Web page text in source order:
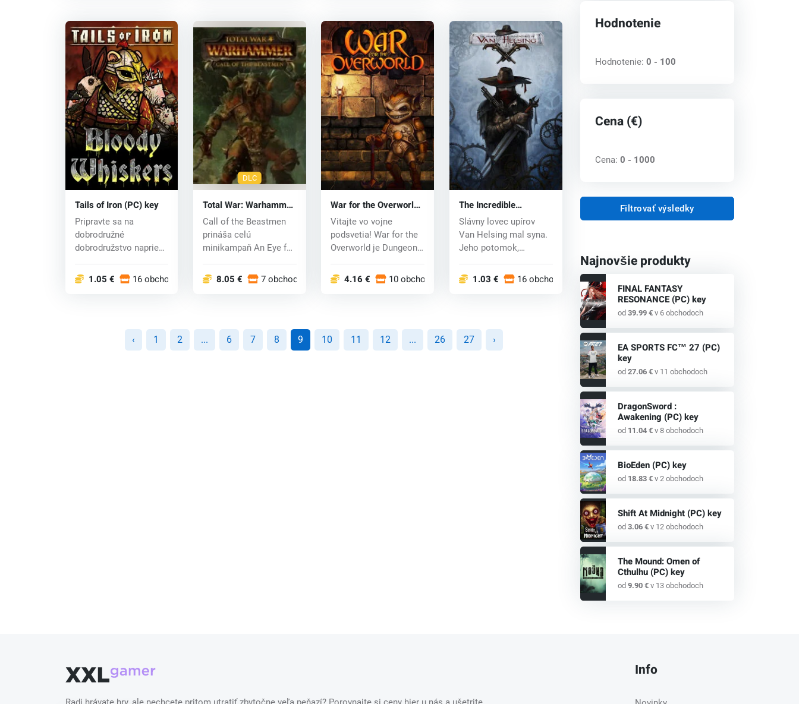
Tails of Iron (PC) key
Pripravte sa na
dobrodružné
dobrodružstvo naprieč
Krysím...
1.05 € 16 obchodoch
DLC
Total War: Warhammer
- Call of The Beastmen
DLC (PC) CD key
Call of the Beastmen
prináša celú
minikampaň An Eye for
8.05 € 7 obchodoch
War for the Overworld
(PC) CD key
Vitajte vo vojne
podsvetia! War for the
Overworld je Dungeon
4.16 € 10 obchodoch
The Incredible
Adventures of Van
Helsing (PC) CD key
Slávny lovec upírov
Van Helsing mal syna.
Jeho potomok,
1.03 € 16 obchodoch
‹ 1 2 ... 6 7 8 9 10 11 12 ... 26 27 ›
Hodnotenie
Hodnotenie:0 - 100
Cena (€)
Cena:0 - 1000
Filtrovať výsledky
Najnovšie produkty
FINAL FANTASY
RESONANCE (PC) key
od 39.99 €v 6 obchodoch
EA SPORTS FC™ 27 (PC)
key
od 27.06 €v 11 obchodoch
DragonSword :
Awakening (PC) key
od 11.04 €v 8 obchodoch
BioEden (PC) key
od 18.83 €v 2 obchodoch
Shift At Midnight (PC) key
od 3.06 €v 12 obchodoch
The Mound: Omen of
Cthulhu (PC) key
od 9.90 €v 13 obchodoch
Info